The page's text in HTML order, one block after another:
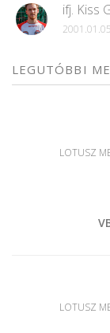
ifj. Kiss
2001.01.05
LEGUTÓBBI
LOTUSZ
LOTUSZ